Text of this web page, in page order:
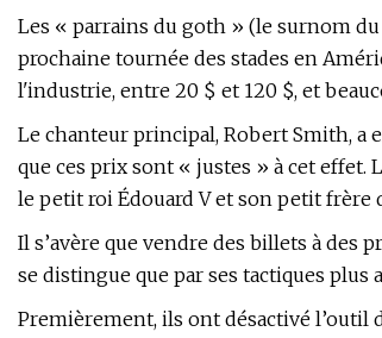
Les « parrains du goth » (le surnom
prochaine tournée des stades en
l'industrie, entre 20 $ et 120 $, et
Le chanteur principal, Robert Smith, a
que ces prix sont « justes » à cet effet.
le petit roi Édouard V et son petit frère
Il s’avère que vendre des billets à des
se distingue que par ses tactiques plus
Premièrement, ils ont désactivé